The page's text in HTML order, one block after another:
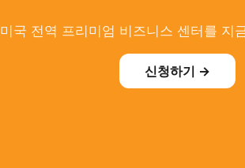
미국 전역 프리미엄 비즈니스 센터를 지
신청하기 →